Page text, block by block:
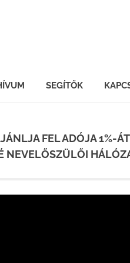
SEGÍTŐK
FEL ADÓJA 1%-
NEVELŐSZÜLŐI